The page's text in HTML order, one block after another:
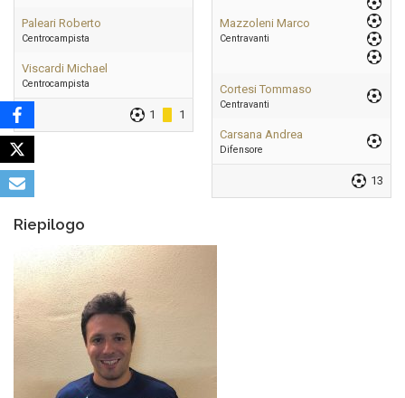
Paleari Roberto
Centrocampista
Viscardi Michael
Centrocampista
1 1
Mazzoleni Marco
Centravanti
Cortesi Tommaso
Centravanti
Carsana Andrea
Difensore
13
Riepilogo